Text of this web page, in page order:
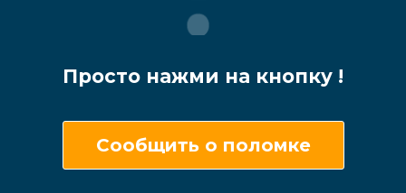
Просто нажми на кнопку !
Сообщить о поломке